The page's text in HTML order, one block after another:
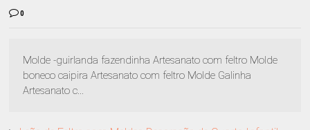
0
Molde -guirlanda fazendinha Artesanato com feltro Molde
boneco caipira Artesanato com feltro Molde Galinha
Artesanato c...